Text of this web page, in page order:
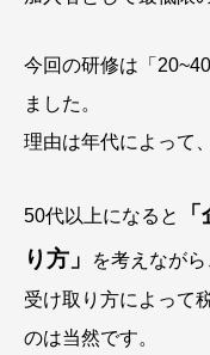
今回の研修は「
ました。
理由は年代によって
50代以上になると
り方」
を考えなが
受け取り方によって
のは当然です。